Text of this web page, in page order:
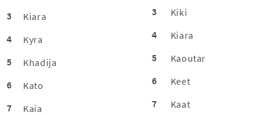
3
Kiara
4
Kyra
5
Khadija
6
Kato
7
Kaia
3
Kiki
4
Kiara
5
Kaoutar
6
Keet
7
Kaat